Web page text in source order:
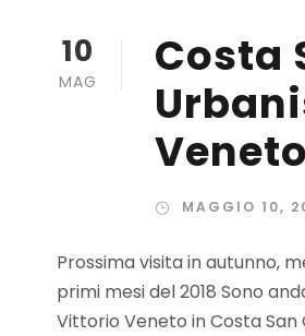
10
MAG
Costa
Veneto
MAGGIO 10,
Prossima visita in autunno,
primi mesi del 2018 Sono
Vittorio Veneto in Costa